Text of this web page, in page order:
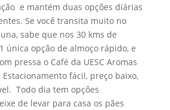
e mantém duas opções diárias
Se você transita muito no
sabe que nos 30 kms de
única opção de almoço rápido, e
pressa o Café da UESC Aromas
fácil, preço baixo,
Todo dia tem opções
de levar para casa os pães